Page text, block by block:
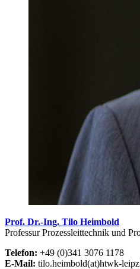
Prof. Dr.-Ing. Tilo Heimbold
Professur Prozessleittechnik und
Telefon: +49 (0)341 3076 1178
E-Mail: tilo.heimbold(at)htwk-